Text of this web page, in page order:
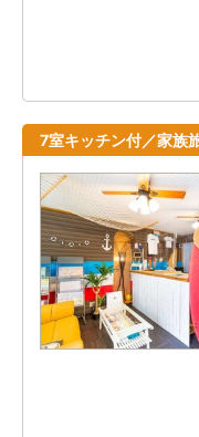
7室キッチン付／家族